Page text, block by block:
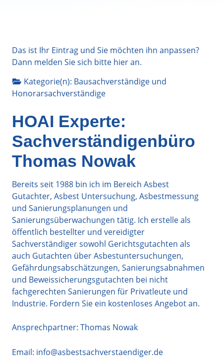
Das ist Ihr Eintrag und Sie möchten ihn anpassen?
Dann melden Sie sich bitte hieran.
Kategorie(n): Bausachverständige und
Honorarsachverständige
HOAI Experte:
Sachverständigenbüro
Thomas Nowak
Bereits seit 1988 bin ich im Bereich Asbest
Gutachter, Asbest Untersuchung, Asbestmessung
und Sanierungsplanungen und
Sanierungsüberwachungen tätig. Ich erstelle als
öffentlich bestellter und vereidigter
Sachverständiger sowohl Gerichtsgutachten als
auch Gutachten über Asbestuntersuchungen,
Gefährdungsabschätzungen, Sanierungsabnahmen
und Beweissicherungsgutachten bei nicht
fachgerechten Sanierungen für Privatleute und
Industrie. Fordern Sie ein kostenloses Angebot an.
Ansprechpartner: Thomas Nowak
Email: info@asbestsachverstaendiger.de